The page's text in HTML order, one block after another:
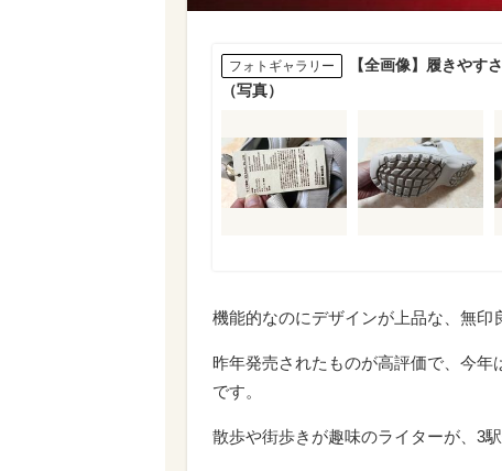
フォトギャラリー
【全画像】履きやす
（写真）
機能的なのにデザインが上品な、無印
昨年発売されたものが高評価で、今
です。
散歩や街歩きが趣味のライターが、3